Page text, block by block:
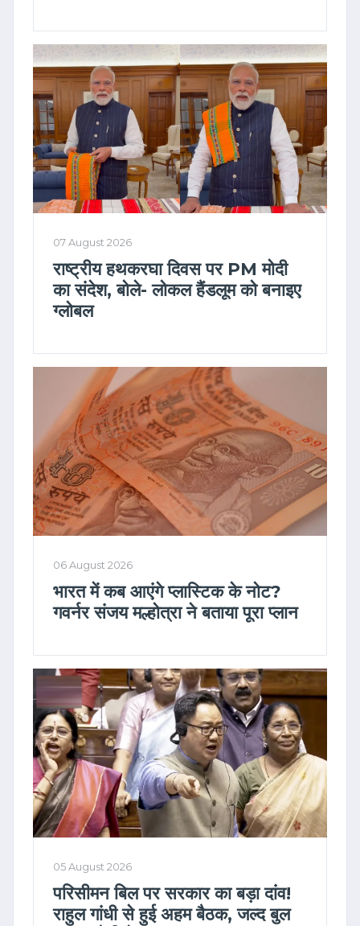
07 August 2026
राष्ट्रीय हथकरघा दिवस पर PM मोदी
का संदेश, बोले- लोकल हैंडलूम को बनाइए
ग्लोबल
06 August 2026
भारत में कब आएंगे प्लास्टिक के नोट?
गवर्नर संजय मल्होत्रा ने बताया पूरा प्लान
05 August 2026
परिसीमन बिल पर सरकार का बड़ा दांव!
राहुल गांधी से हुई अहम बैठक, जल्द बुल